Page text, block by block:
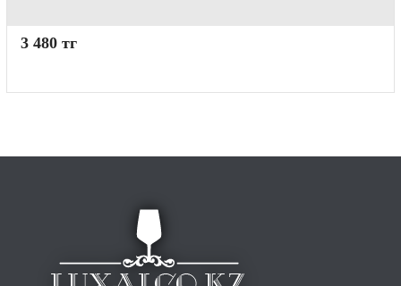
3 480 тг